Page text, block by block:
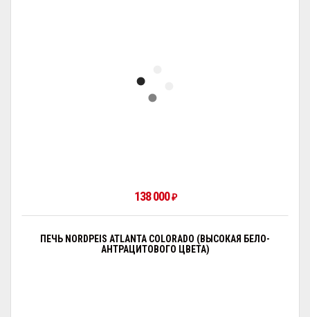
138 000₽
ПЕЧЬ NORDPEIS ATLANTA COLORADO (ВЫСОКАЯ БЕЛО-
АНТРАЦИТОВОГО ЦВЕТА)